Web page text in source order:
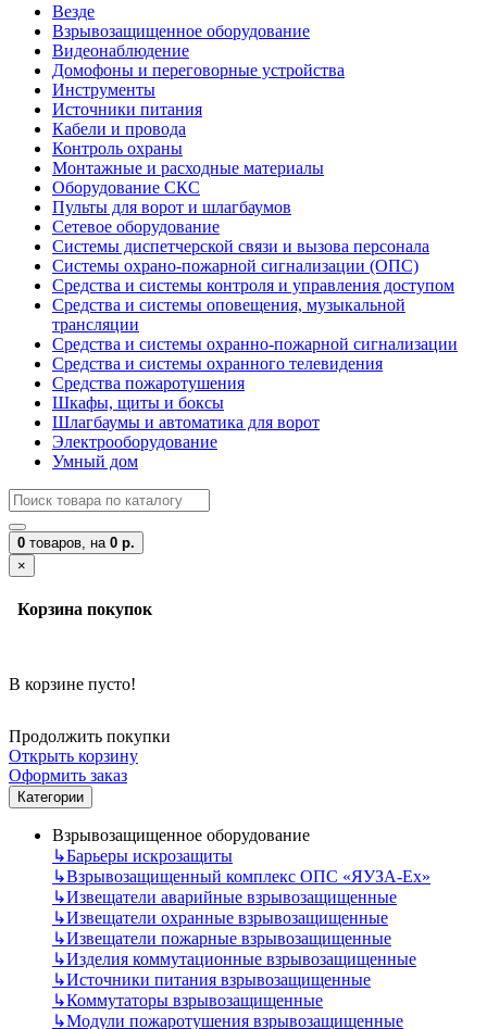
Везде
Взрывозащищенное оборудование
Видеонаблюдение
Домофоны и переговорные устройства
Инструменты
Источники питания
Кабели и провода
Контроль охраны
Монтажные и расходные материалы
Оборудование СКС
Пульты для ворот и шлагбаумов
Сетевое оборудование
Системы диспетчерской связи и вызова персонала
Системы охрано-пожарной сигнализации (ОПС)
Средства и системы контроля и управления доступом
Средства и системы оповещения, музыкальной
трансляции
Средства и системы охранно-пожарной сигнализации
Средства и системы охранного телевидения
Средства пожаротушения
Шкафы, щиты и боксы
Шлагбаумы и автоматика для ворот
Электрооборудование
Умный дом
0 товаров, на 0 р.
×
Корзина покупок
В корзине пусто!
Продолжить покупки
Открыть корзину
Оформить заказ
Категории
Взрывозащищенное оборудование
↳Барьеры искрозащиты
↳Взрывозащищенный комплекс ОПС «ЯУЗА-Ех»
↳Извещатели аварийные взрывозащищенные
↳Извещатели охранные взрывозащищенные
↳Извещатели пожарные взрывозащищенные
↳Изделия коммутационные взрывозащищенные
↳Источники питания взрывозащищенные
↳Коммутаторы взрывозащищенные
↳Модули пожаротушения взрывозащищенные